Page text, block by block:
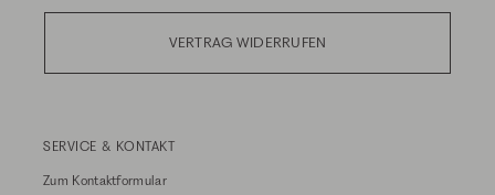
VERTRAG WIDERRUFEN
SERVICE & KONTAKT
Zum Kontaktformular